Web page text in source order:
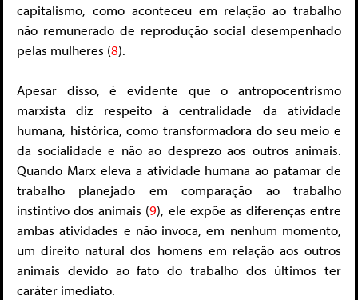
capitalismo, como aconteceu em relação ao trabalho
não remunerado de reprodução social desempenhado
pelas mulheres (8).
Apesar disso, é evidente que o antropocentrismo
marxista diz respeito à centralidade da atividade
humana, histórica, como transformadora do seu meio e
da socialidade e não ao desprezo aos outros animais.
Quando Marx eleva a atividade humana ao patamar de
trabalho planejado em comparação ao trabalho
instintivo dos animais (9), ele expõe as diferenças entre
ambas atividades e não invoca, em nenhum momento,
um direito natural dos homens em relação aos outros
animais devido ao fato do trabalho dos últimos ter
caráter imediato.